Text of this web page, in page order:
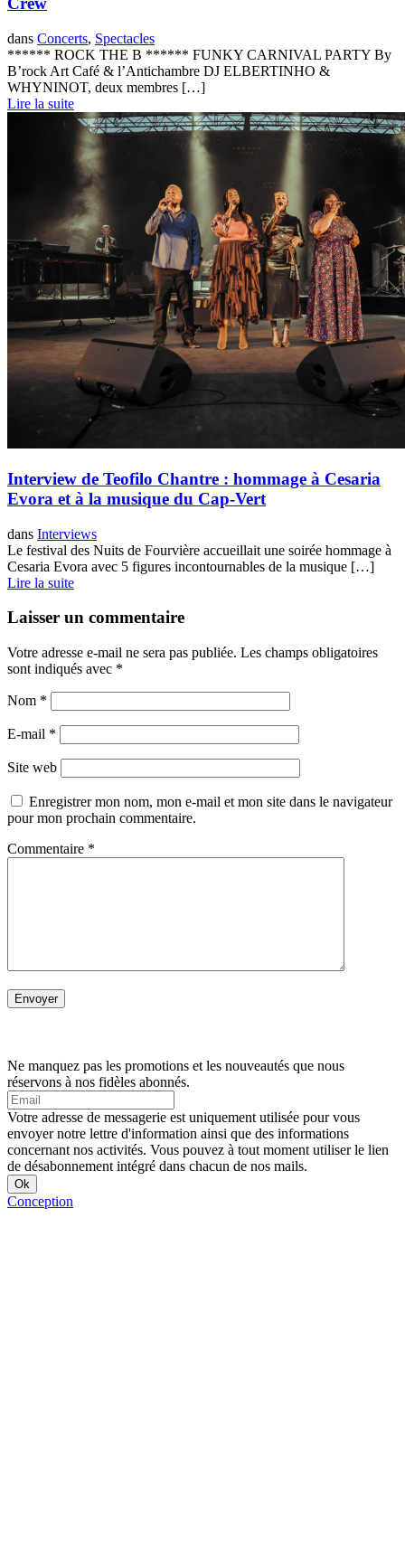
dans Concerts, Spectacles
****** ROCK THE B ****** FUNKY CARNIVAL PARTY By
B’rock Art Café & l’Antichambre DJ ELBERTINHO &
WHYNINOT, deux membres […]
Lire la suite
Interview de Teofilo Chantre : hommage à Cesaria
Evora et à la musique du Cap-Vert
dans Interviews
Le festival des Nuits de Fourvière accueillait une soirée hommage à
Cesaria Evora avec 5 figures incontournables de la musique […]
Lire la suite
Laisser un commentaire
Votre adresse e-mail ne sera pas publiée. Les champs obligatoires
sont indiqués avec *
Nom *
E-mail *
Site web
Enregistrer mon nom, mon e-mail et mon site dans le navigateur
pour mon prochain commentaire.
Commentaire *
Ne manquez pas les promotions et les nouveautés que nous
réservons à nos fidèles abonnés.
Votre adresse de messagerie est uniquement utilisée pour vous
envoyer notre lettre d'information ainsi que des informations
concernant nos activités. Vous pouvez à tout moment utiliser le lien
de désabonnement intégré dans chacun de nos mails.
Conception